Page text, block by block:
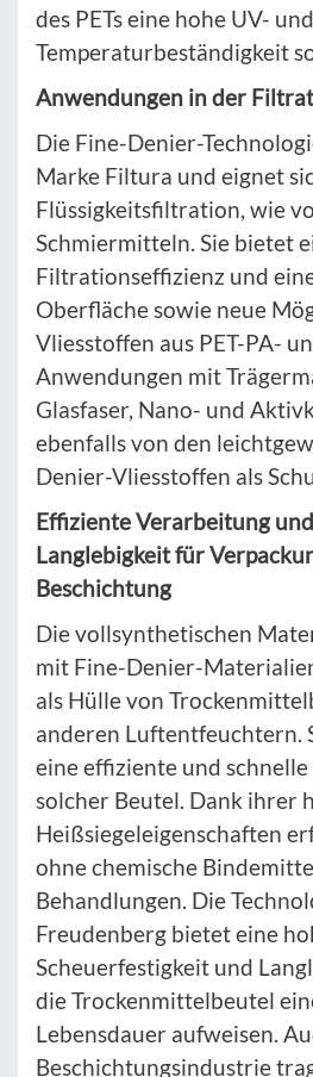
des PETs eine hohe UV- und
Temperaturbeständigkeit
Anwendungen in der
Die Fine-Denier-
Marke Filtura und eignet
Flüssigkeitsfiltration, wie
Schmiermitteln. Sie bietet
Filtrationseffizienz und
Oberfläche sowie neue
Vliesstoffen aus PET-PA-
Anwendungen mit
Glasfaser, Nano- und
ebenfalls von den
Denier-Vliesstoffen als
Effiziente Verarbeitung
Langlebigkeit für
Beschichtung
Die vollsynthetischen
mit Fine-Denier-
als Hülle von
anderen Luftentfeuchtern.
eine effiziente und
solcher Beutel. Dank ihrer
Heißsiegeleigenschaften
ohne chemische
Behandlungen. Die
Freudenberg bietet eine
Scheuerfestigkeit und
die Trockenmittelbeutel
Lebensdauer aufweisen.
Beschichtungsindustrie